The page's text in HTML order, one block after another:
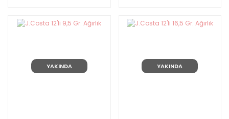
YAKINDA YAKINDA